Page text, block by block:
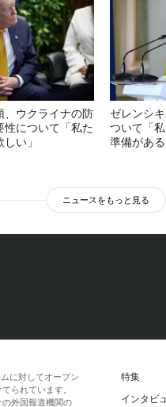
、ウクライナの防
性について「私た
い」
ゼレンシ
ついて「
準備がある
ニュースをもっと見る
特集
インタビ
に対してオープン
られています。
外国報道機関の